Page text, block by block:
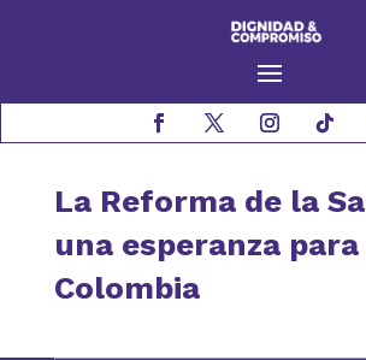
La Reforma de la
una esperanza para
Colombia